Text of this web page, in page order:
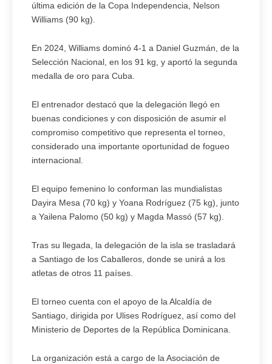
última edición de la Copa Independencia, Nelson
Williams (90 kg).
En 2024, Williams dominó 4-1 a Daniel Guzmán, de la
Selección Nacional, en los 91 kg, y aportó la segunda
medalla de oro para Cuba.
El entrenador destacó que la delegación llegó en
buenas condiciones y con disposición de asumir el
compromiso competitivo que representa el torneo,
considerado una importante oportunidad de fogueo
internacional.
El equipo femenino lo conforman las mundialistas
Dayira Mesa (70 kg) y Yoana Rodríguez (75 kg), junto
a Yailena Palomo (50 kg) y Magda Massó (57 kg).
Tras su llegada, la delegación de la isla se trasladará
a Santiago de los Caballeros, donde se unirá a los
atletas de otros 11 países.
El torneo cuenta con el apoyo de la Alcaldía de
Santiago, dirigida por Ulises Rodríguez, así como del
Ministerio de Deportes de la República Dominicana.
La organización está a cargo de la Asociación de